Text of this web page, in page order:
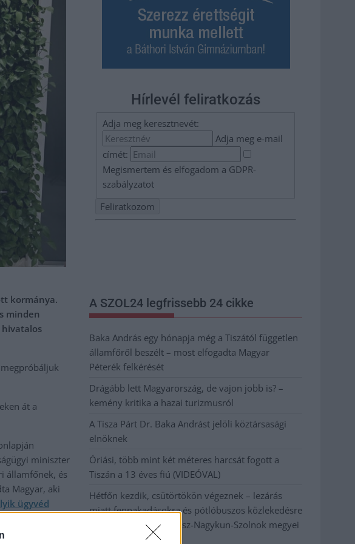
kormánya.
minden
át a
miniszter
államfőnek, és
Magyar, aki
ügyvéd
Hírlevél feliratkozás
Adja meg keresztnevét:
Adja meg e-mail
címét:
Megismertem és elfogadom a GDPR-
szabályzatot
A SZOL24 legfrissebb 24 cikke
Baka András egy hónapja még a Tiszától független
államfőről beszélt – most elfogadta Magyar
Péterék felkérését
Drágább lett Magyarország, de vajon jobb is? –
kemény kritika a hazai turizmusról
A Tisza Párt Dr. Baka Andrást jelöli köztársasági
elnöknek
Óriási, több mint két méteres harcsát fogott a
Tiszán a 13 éves fiú (VIDEÓVAL)
Hétfőn kezdik, csütörtökön végeznek – lezárás
miatt fennakadásokra és pótlóbuszos közlekedésre
számítsunk az egyik Jász-Nagykun-Szolnok megyei